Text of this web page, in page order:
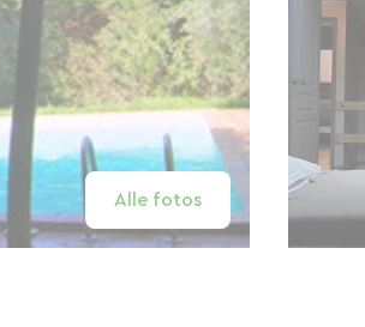
Alle fotos